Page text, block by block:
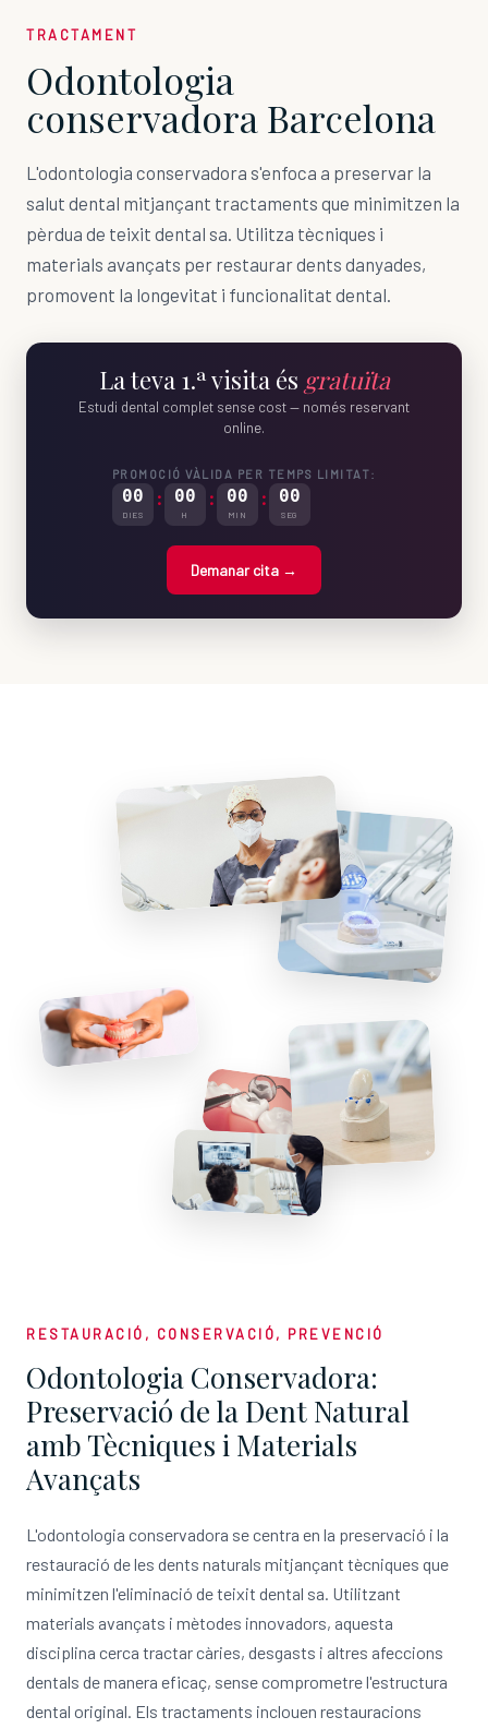
TRACTAMENT
Odontologia
conservadora Barcelona
L'odontologia conservadora s'enfoca a preservar la
salut dental mitjançant tractaments que minimitzen la
pèrdua de teixit dental sa. Utilitza tècniques i
materials avançats per restaurar dents danyades,
promovent la longevitat i funcionalitat dental.
La teva 1.ª visita és gratuïta
Estudi dental complet sense cost — només reservant
online.
PROMOCIÓ VÀLIDA PER TEMPS LIMITAT:
00
DIES
: 00
H
: 00
MIN
: 00
SEG
Demanar cita →
RESTAURACIÓ, CONSERVACIÓ, PREVENCIÓ
Odontologia Conservadora:
Preservació de la Dent Natural
amb Tècniques i Materials
Avançats
L'odontologia conservadora se centra en la preservació i la
restauració de les dents naturals mitjançant tècniques que
minimitzen l'eliminació de teixit dental sa. Utilitzant
materials avançats i mètodes innovadors, aquesta
disciplina cerca tractar càries, desgasts i altres afeccions
dentals de manera eficaç, sense comprometre l'estructura
dental original. Els tractaments inclouen restauracions